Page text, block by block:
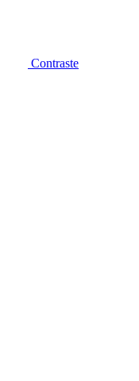
Contraste